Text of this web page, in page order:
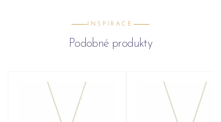
INSPIRACE
Podobné produkty